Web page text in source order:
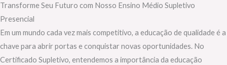
Transforme Seu Futuro com Nosso Ensino Médio Supletivo
Presencial
Em um mundo cada vez mais competitivo, a educação de qualidade é a
chave para abrir portas e conquistar novas oportunidades. No
Certificado Supletivo, entendemos a importância da educação